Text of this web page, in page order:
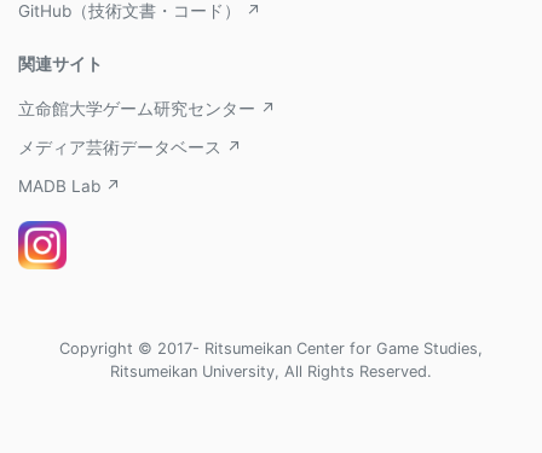
GitHub（技術文書・コード） ↗
関連サイト
立命館大学ゲーム研究センター ↗
メディア芸術データベース ↗
MADB Lab ↗
Copyright © 2017- Ritsumeikan Center for Game Studies,
Ritsumeikan University, All Rights Reserved.